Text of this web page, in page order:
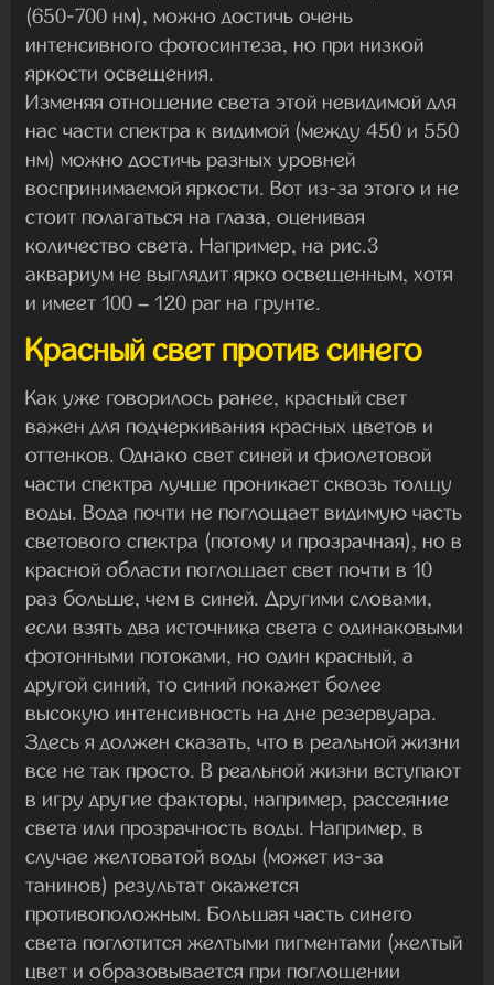
(650-700 нм), можно достичь очень
интенсивного фотосинтеза, но при низкой
яркости освещения.
Изменяя отношение света этой невидимой для
нас части спектра к видимой (между 450 и 550
нм) можно достичь разных уровней
воспринимаемой яркости. Вот из-за этого и не
стоит полагаться на глаза, оценивая
количество света. Например, на рис.3
аквариум не выглядит ярко освещенным, хотя
и имеет 100 – 120 par на грунте.
Красный свет против синего
Как уже говорилось ранее, красный свет
важен для подчеркивания красных цветов и
оттенков. Однако свет синей и фиолетовой
части спектра лучше проникает сквозь толщу
воды. Вода почти не поглощает видимую часть
светового спектра (потому и прозрачная), но в
красной области поглощает свет почти в 10
раз больше, чем в синей. Другими словами,
если взять два источника света с одинаковыми
фотонными потоками, но один красный, а
другой синий, то синий покажет более
высокую интенсивность на дне резервуара.
Здесь я должен сказать, что в реальной жизни
все не так просто. В реальной жизни вступают
в игру другие факторы, например, рассеяние
света или прозрачность воды. Например, в
случае желтоватой воды (может из-за
танинов) результат окажется
противоположным. Большая часть синего
света поглотится желтыми пигментами (желтый
цвет и образовывается при поглощении